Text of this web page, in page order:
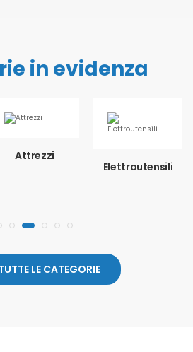
in evidenza
Attrezzi
Elettroutensili
LE CATEGORIE